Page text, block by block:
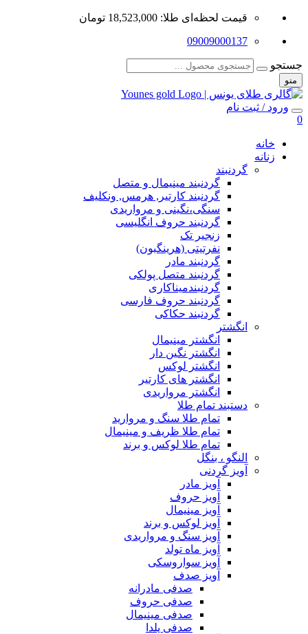
قیمت لحظه‌ای طلا: 18,523,000 تومان
09009000137
جستجو
منو
ورود / ثبت نام
0
خانه
زنانه
گردنبند
گردنبند مینیمال و متصل
گردنبند کارتیر, هرمس, ونکلیف
سنگی،نگینی و مرواریدی
گردنبند حروف انگلیسی
زنجیر تک
نفرتیتی (هرینگبون)
گردنبند مادر
گردنبند متصل پولکی
گردنبندمیناکاری
گردنبند حروف فارسی
گردنبند حکاکی
انگشتر
انگشتر مینیمال
انگشتر نگین دار
انگشتر لوکس
انگشتر های کارتیر
انگشتر مرواریدی
دستبند تمام طلا
تمام طلا سنگ و مروارید
تمام طلا ظریف و مینیمال
تمام طلا لوکس و برند
النگو ، بنگل
آویز گردنی
آویز مادر
آویز حروف
آویز مینیمال
آویز لوکس و برند
آویز سنگ و مرواریدی
آویز ماه تولد
آویز سواروسکی
آویز صدف
صدفی مادرانه
صدفی حروف
صدفی مینیمال
صدفی یلدا